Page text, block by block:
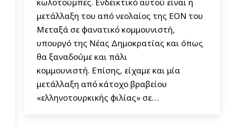
μετάλλαξη του από νεολαίος της ΕΟΝ του
Μεταξά σε φανατικό κομμουνιστή,
υπουργό της Νέας Δημοκρατίας και όπως
θα ξαναδούμε και πάλι
κομμουνιστή. Επίσης, είχαμε και μία
μετάλλαξη από κάτοχο βραβείου
«ελληνοτουρκικής φιλίας» σε…